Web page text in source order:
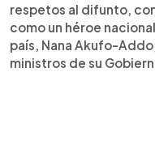
respetos al difunto,
como un héroe
país, Nana Akufo-
ministros de su